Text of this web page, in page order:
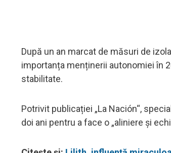
După un an marcat de măsuri de
importanța menținerii autonomiei în
stabilitate.
Potrivit publicației „La Nación“,
doi ani pentru a face o „aliniere și